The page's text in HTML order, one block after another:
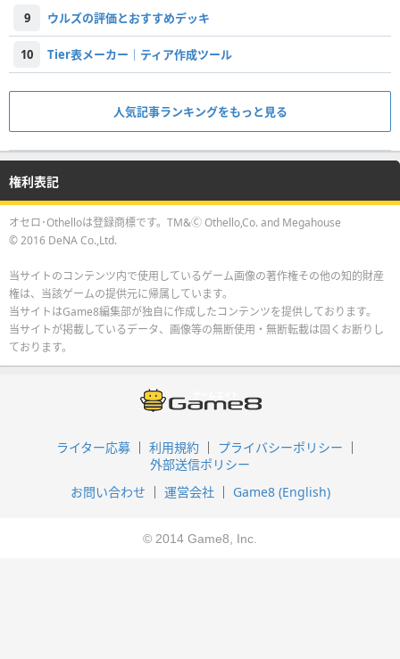
9 ウルズの評価とおすすめデッキ
10 Tier表メーカー｜ティア作成ツール
人気記事ランキングをもっと見る
権利表記
オセロ･Othelloは登録商標です。TM&Ⓒ Othello,Co. and Megahouse
© 2016 DeNA Co.,Ltd.
当サイトのコンテンツ内で使用しているゲーム画像の著作権その他の知的財産
権は、当該ゲームの提供元に帰属しています。
当サイトはGame8編集部が独自に作成したコンテンツを提供しております。
当サイトが掲載しているデータ、画像等の無断使用・無断転載は固くお断りし
ております。
ライター応募 利用規約
プライバシーポリシー
外部送信ポリシー
お問い合わせ
運営会社 Game8 (English)
© 2014 Game8, Inc.